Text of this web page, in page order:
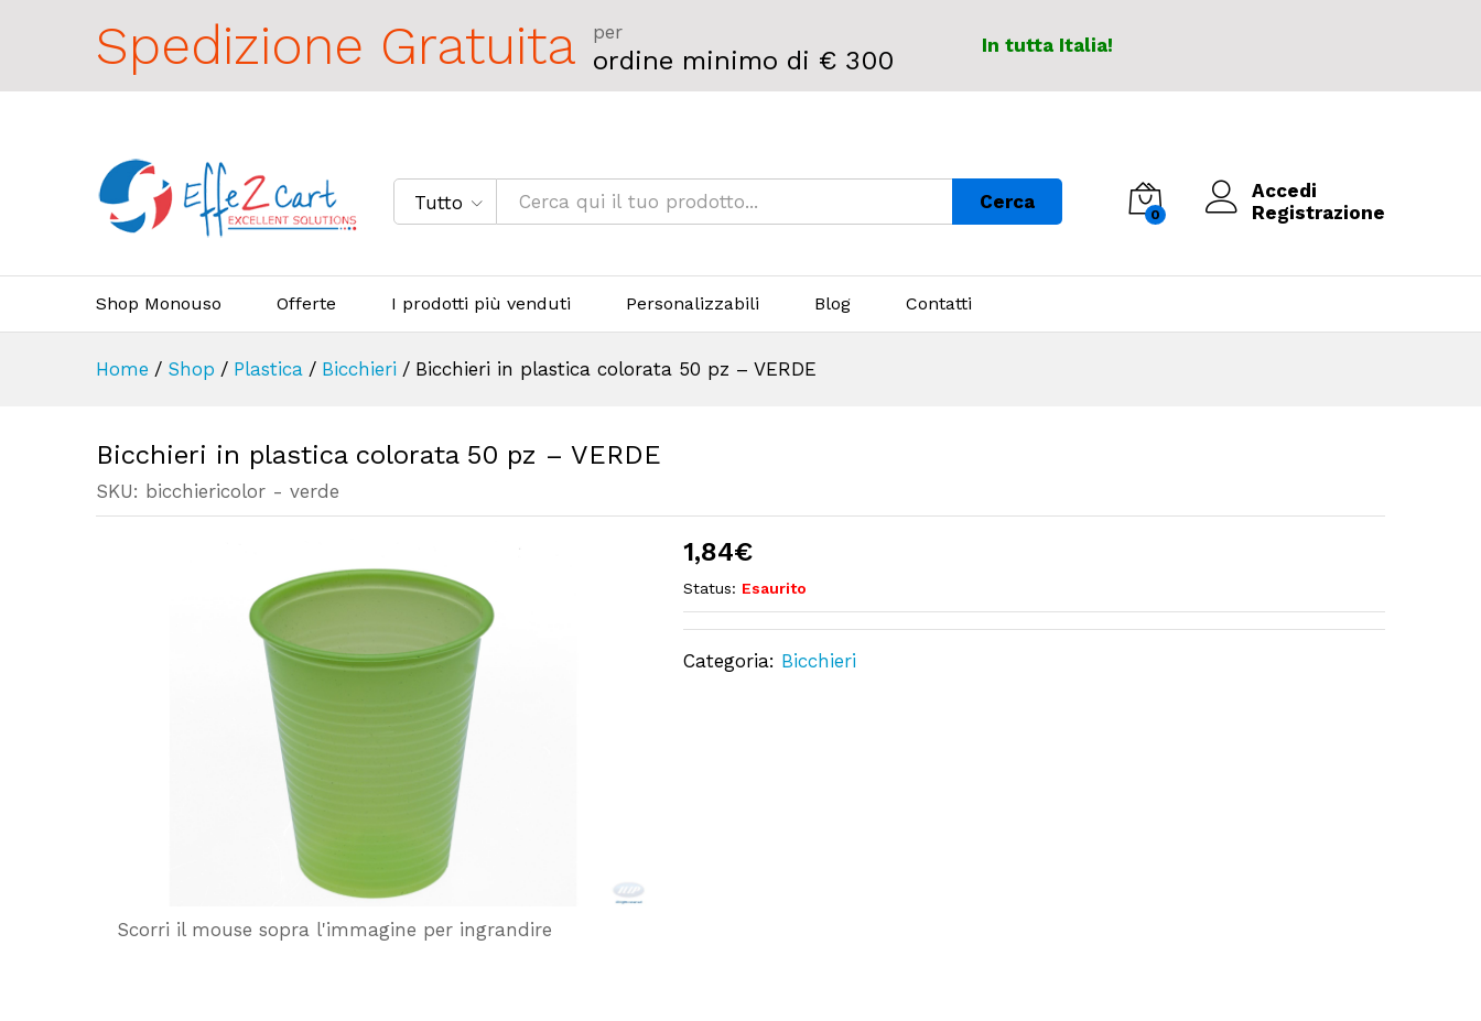
Spedizione Gratuita per
ordine minimo di € 300 In tutta Italia!
Tutto Cerca
0
Accedi
Registrazione
Shop Monouso Offerte I prodotti più venduti Personalizzabili Blog Contatti
Home / Shop / Plastica / Bicchieri / Bicchieri in plastica colorata 50 pz – VERDE
Bicchieri in plastica colorata 50 pz – VERDE
SKU: bicchiericolor - verde
Scorri il mouse sopra l'immagine per ingrandire
1,84€
Status: Esaurito
Categoria: Bicchieri